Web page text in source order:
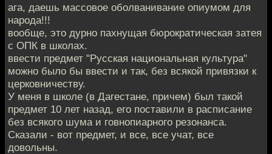
ага, даешь массовое оболванивание опиумом для
народа!!!
вообще, это дурно пахнущая бюрократическая затея
с ОПК в школах.
ввести предмет "Русская национальная культура"
можно было бы ввести и так, без всякой привязки к
церковничеству.
У меня в школе (в Дагестане, причем) был такой
предмет 10 лет назад, его поставили в расписание
без всякого шума и говнопиарного резонанса.
Сказали - вот предмет, и все, все учат, все
довольны.